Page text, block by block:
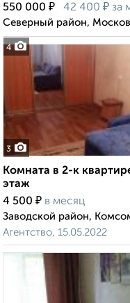
4
550 000 ₽ 42 400 ₽ за
Северный район,
3
Комната в 2-к
этаж
4 500 ₽ в месяц
Заводской район,
Агентство, 15.05.2022